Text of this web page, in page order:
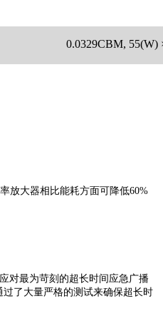
0.0329CBM, 55(W)
放大器相比能耗方面可降低60%
对最为苛刻的超长时间应急广播
了大量严格的测试来确保超长时